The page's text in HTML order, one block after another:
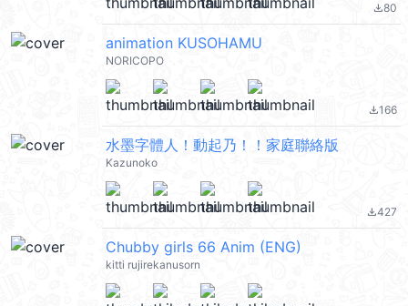
file_download80
animation KUSOHAMU
NORICOPO
file_download166
水墨字體人！動起乃！！家庭聯絡版
Kazunoko
file_download427
Chubby girls 66 Anim (ENG)
kitti rujirekanusorn